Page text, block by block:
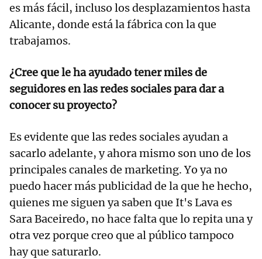
es más fácil, incluso los desplazamientos hasta
Alicante, donde está la fábrica con la que
trabajamos.
¿Cree que le ha ayudado tener miles de
seguidores en las redes sociales para dar a
conocer su proyecto?
Es evidente que las redes sociales ayudan a
sacarlo adelante, y ahora mismo son uno de los
principales canales de marketing. Yo ya no
puedo hacer más publicidad de la que he hecho,
quienes me siguen ya saben que It's Lava es
Sara Baceiredo, no hace falta que lo repita una y
otra vez porque creo que al público tampoco
hay que saturarlo.